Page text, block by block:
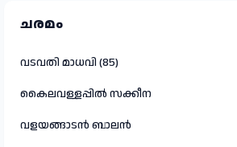
ചരമം
വടവതി മാധവി (85)
കൈലവള്ളപ്പിൽ സക്കീന
വളയങ്ങാടൻ ബാലൻ